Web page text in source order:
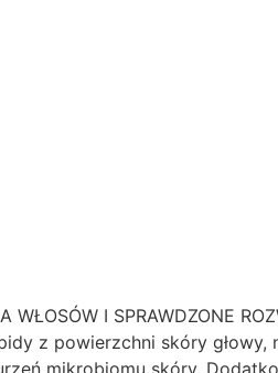
WŁOSÓW I
z powierzchni skóry
mikrobiomu skóry.